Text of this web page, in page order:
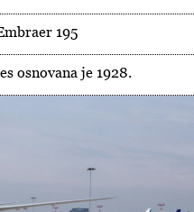
195
osnovana je 1928.